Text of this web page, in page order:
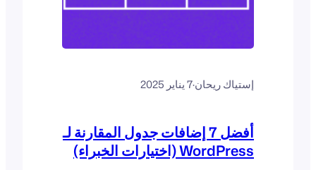
إستياك ريحان·7 يناير 2025
أفضل 7 إضافات جدول المقارنة لـ
WordPress (اختيارات الخبراء)